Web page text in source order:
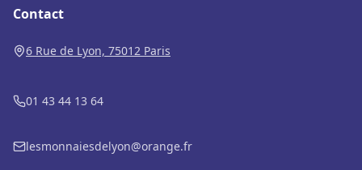
Contact
6 Rue de Lyon, 75012 Paris
01 43 44 13 64
lesmonnaiesdelyon@orange.fr